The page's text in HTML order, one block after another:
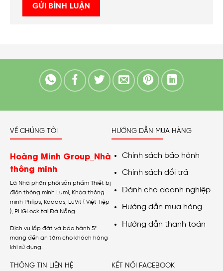
VỀ CHÚNG TÔI
Hoàng Minh Group_Nhà
thông minh
Là Nhà phân phối sản phẩm Thiết bị
điện thông minh Lumi, Khóa thông
minh Philips, Kaadas, LuVit ( Việt Tiệp
), PHGLock tại Đà Nẵng.
Dịch vụ lắp đặt và bảo hành 5*
mang đến an tâm cho khách hàng
khi sử dụng.
HƯỚNG DẪN MUA HÀNG
Chính sách bảo hành
Chính sách đổi trả
Dành cho doanh nghiệp
Hướng dẫn mua hàng
Hướng dẫn thanh toán
THÔNG TIN LIÊN HỆ KẾT NỐI FACEBOOK